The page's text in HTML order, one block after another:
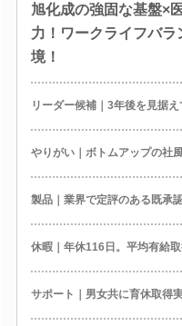
旭化成の強固な基盤×
力！ワークライフバ
境！
リーダー候補｜3年後を見据
やりがい｜ボトムアップの社
製品｜業界で定評のある既承
休暇｜年休116日。平均有給
サポート｜男女共に育休取得